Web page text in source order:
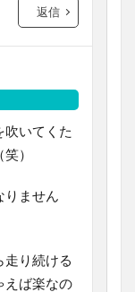
返信
吹いてくた
）
りません
走り続ける
えば楽なの